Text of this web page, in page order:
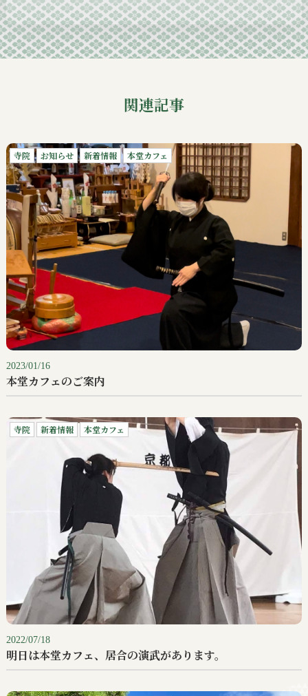
2024-09
関連記事
寺院 お知らせ 新着情報 本堂カフェ
2023/01/16
本堂カフェのご案内
寺院 新着情報 本堂カフェ
2022/07/18
明日は本堂カフェ、居合の演武があります。